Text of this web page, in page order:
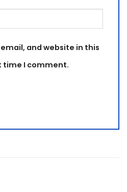
and website in this
time I comment.